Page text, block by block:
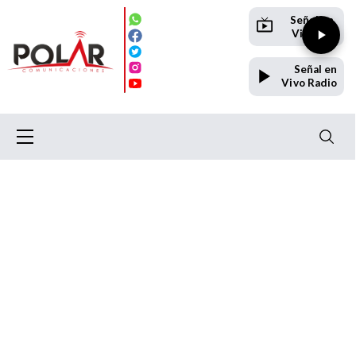
Señal en
Vivo TV
Señal en
Vivo Radio